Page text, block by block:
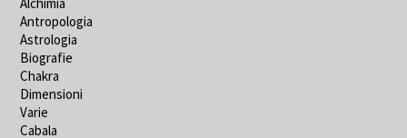
Antropologia
Astrologia
Biografie
Chakra
Dimensioni
Varie
Cabala